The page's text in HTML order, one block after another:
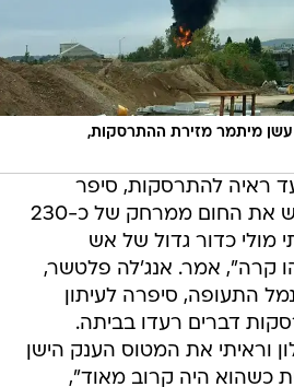
מיתמר מזירת ההתרסקות,
עד ראיה להתרסקות, סיפר
לרשת NBC שהוא חש את החום ממרחק של כ-230
מולי כדור גדול של אש
קרה", אמר. אנג'לה פלטשר,
התעופה, סיפרה לעיתון
דברים רעדו בביתה.
וראיתי את המטוס הענק הישן
כשהוא היה קרוב מאוד",